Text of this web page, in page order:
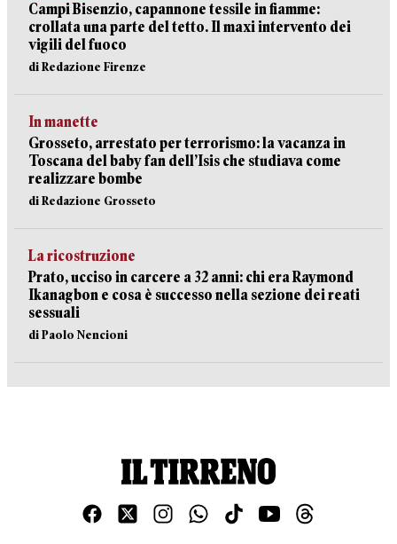
Campi Bisenzio, capannone tessile in fiamme:
crollata una parte del tetto. Il maxi intervento dei
vigili del fuoco
di Redazione Firenze
In manette
Grosseto, arrestato per terrorismo: la vacanza in
Toscana del baby fan dell’Isis che studiava come
realizzare bombe
di Redazione Grosseto
La ricostruzione
Prato, ucciso in carcere a 32 anni: chi era Raymond
Ikanagbon e cosa è successo nella sezione dei reati
sessuali
di Paolo Nencioni